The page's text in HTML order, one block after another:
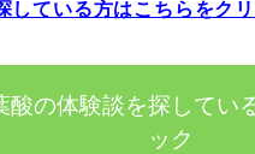
している方はこちらをク
酸の体験談を探してい
ック